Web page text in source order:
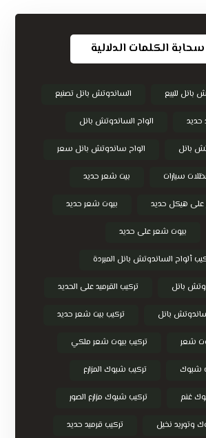
سحابة الكلمات الدلالية
بانل للبيع الساندوتش بانل تصنيع
حديد الواح الساندوتش بانل
بانل الواح ساندوتش بانل سعر
سيارات بيت شعر حديد
هيكل حديد بيوت شعر حديد
بيوت شعر على حديد
ألواح الساندوتش بانل المبردة
بانل تركيب القرميد على الحديد
بانل تركيب بيت شعر حديد
شعر تركيب بيوت شعر ملكي
شبوك تركيب شبوك المزارع
غنم تركيب شبوك مزارع الصور
وتوريد نخيل تركيب قرميد حديد